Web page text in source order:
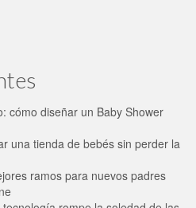
cómo diseñar un Baby Shower
una tienda de bebés sin perder la
ramos para nuevos padres